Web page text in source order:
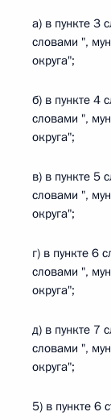
а) в пункте 3
словами ",
округа";
б) в пункте 4
словами ",
округа";
в) в пункте 5
словами ",
округа";
г) в пункте 6
словами ",
округа";
д) в пункте 7
словами ",
округа";
5) в пункте 6